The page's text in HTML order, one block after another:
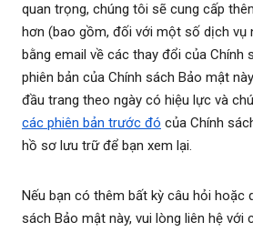
quan trọng, chúng tôi sẽ cung cấp
hơn (bao gồm, đối với một số dịch vụ
bằng email về các thay đổi của Chính
phiên bản của Chính sách Bảo mật
đầu trang theo ngày có hiệu lực và
các phiên bản trước đó của Chính
hồ sơ lưu trữ để bạn xem lại.
Nếu bạn có thêm bất kỳ câu hỏi hoặc
sách Bảo mật này, vui lòng liên hệ với